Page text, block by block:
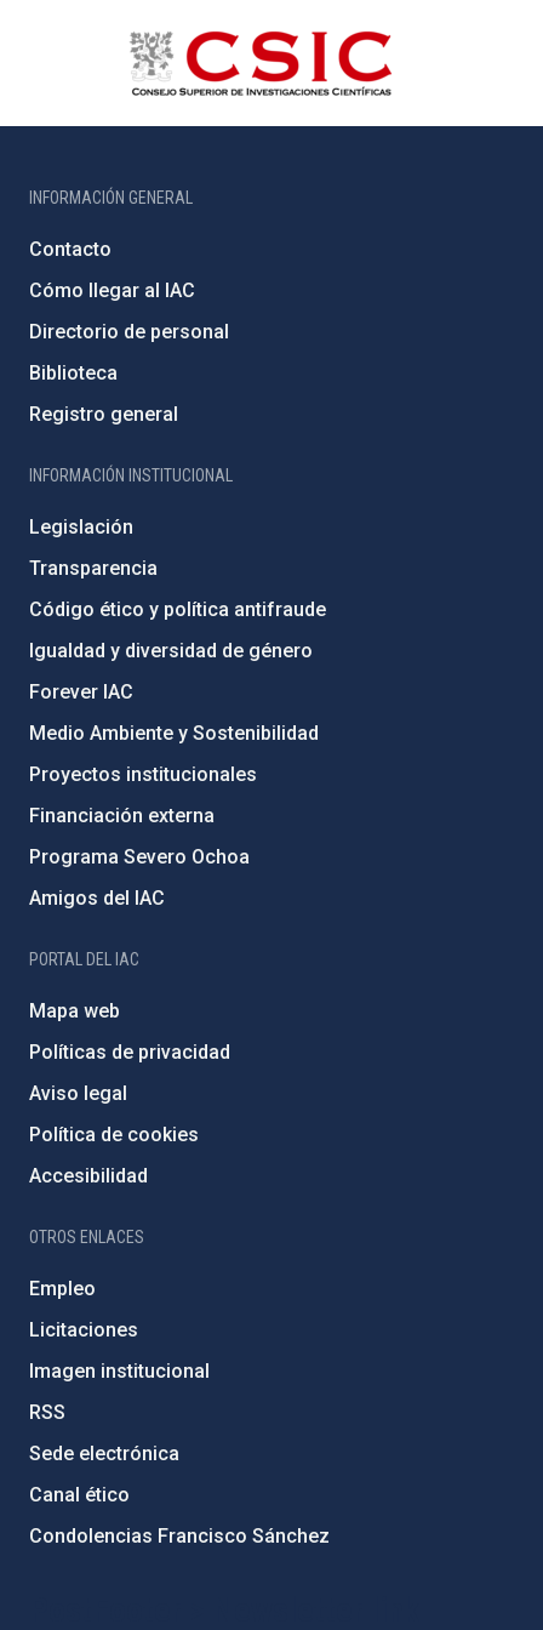
INFORMACIÓN GENERAL
Contacto
Cómo llegar al IAC
Directorio de personal
Biblioteca
Registro general
INFORMACIÓN INSTITUCIONAL
Legislación
Transparencia
Código ético y política antifraude
Igualdad y diversidad de género
Forever IAC
Medio Ambiente y Sostenibilidad
Proyectos institucionales
Financiación externa
Programa Severo Ochoa
Amigos del IAC
PORTAL DEL IAC
Mapa web
Políticas de privacidad
Aviso legal
Política de cookies
Accesibilidad
OTROS ENLACES
Empleo
Licitaciones
Imagen institucional
RSS
Sede electrónica
Canal ético
Condolencias Francisco Sánchez